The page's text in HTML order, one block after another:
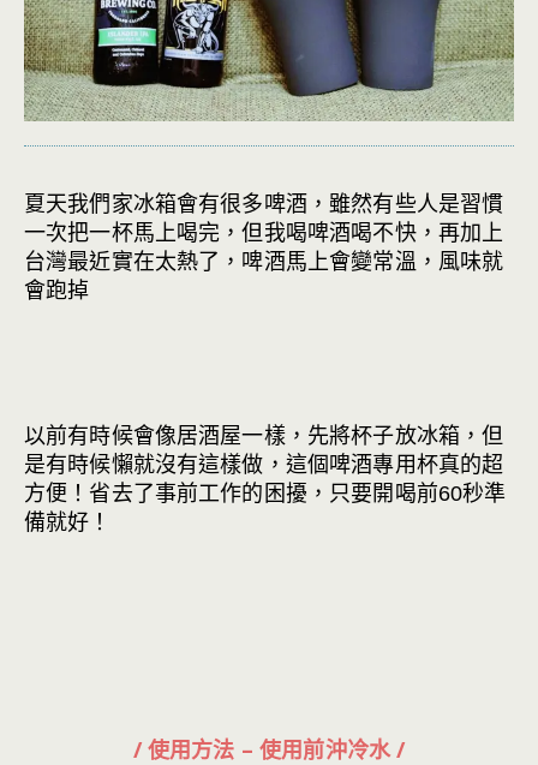
夏天我們家冰箱會有很多啤酒，雖然有些人是習慣
一次把一杯馬上喝完，但我喝啤酒喝不快，再加上
台灣最近實在太熱了，啤酒馬上會變常溫，風味就
會跑掉
以前有時候會像居酒屋一樣，先將杯子放冰箱，但
是有時候懶就沒有這樣做，這個啤酒專用杯真的超
方便！省去了事前工作的困擾，只要開喝前60秒準
備就好！
/ 使用方法 – 使用前沖冷水 /